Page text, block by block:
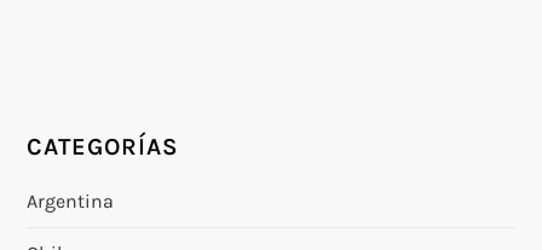
CATEGORÍAS
Argentina